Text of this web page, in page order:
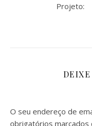
Projeto:
DEIXE
O seu endereço de
obrigatórios marcados